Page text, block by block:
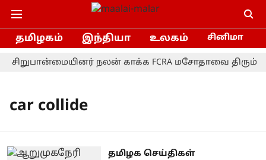
தமிழகம் இந்தியா உலகம் சினிமா
சிறுபான்மையினர் நலன் காக்க FCRA மசோதாவை
car collide
தமிழக செய்திகள்